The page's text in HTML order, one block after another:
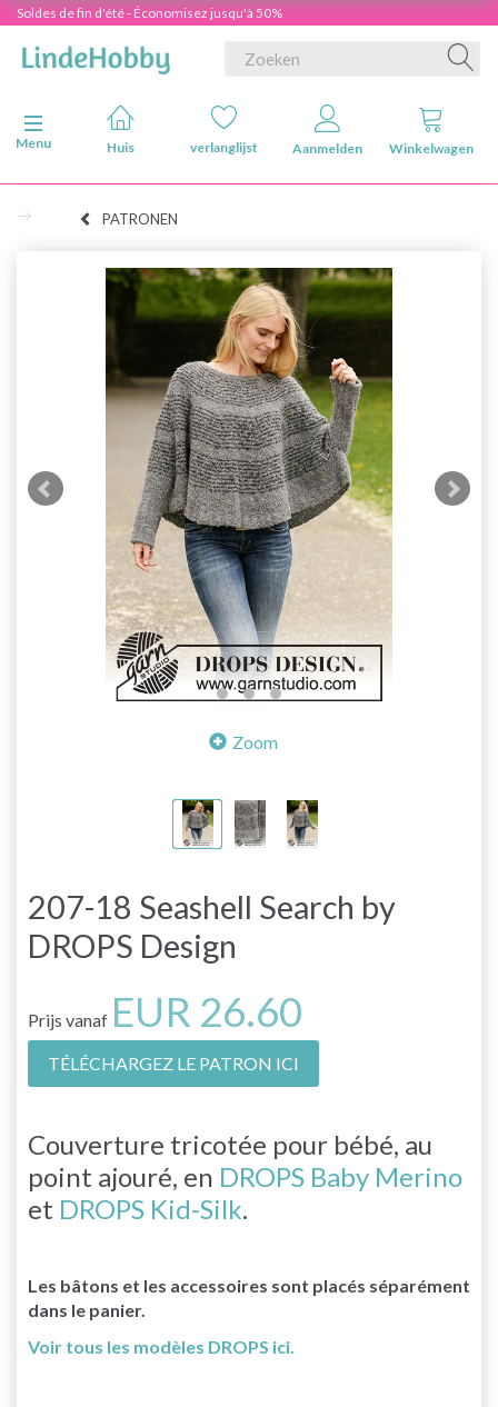
Soldes de fin d'été - Économisez jusqu'à 50%
Navigatie in-/uitschakelen
Menu
Huis verlanglijst Aanmelden Winkelwagen
PATRONEN
Zoom
207-18 Seashell Search by
DROPS Design
Prijs vanaf EUR 26.60
TÉLÉCHARGEZ LE PATRON ICI
Couverture tricotée pour bébé, au
point ajouré, en DROPS Baby Merino
et DROPS Kid-Silk.
Les bâtons et les accessoires sont placés séparément
dans le panier.
Voir tous les modèles DROPS ici.